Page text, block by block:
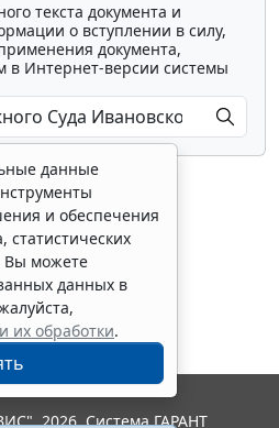
текста документа и
о вступлении в силу,
документа,
в Интернет-версии системы
все материалы
данные
и обеспечения
статистических
Вы можете
данных в
их обработки.
2026. Система ГАРАНТ